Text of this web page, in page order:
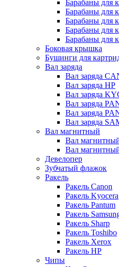
Барабаны для
Барабаны для
Барабаны для
Барабаны для
Барабаны для
Боковая крышка
Бушинги для
Вал заряда
Вал заряда
Вал заряда HP
Вал заряда
Вал заряда
Вал заряда
Вал заряда
Вал магнитный
Вал
Вал
Девелопер
Зубчатый флажок
Ракель
Ракель Canon
Ракель Kyocera
Ракель Pantum
Ракель
Ракель Sharp
Ракель Toshibo
Ракель Xerox
Ракель НР
Чипы